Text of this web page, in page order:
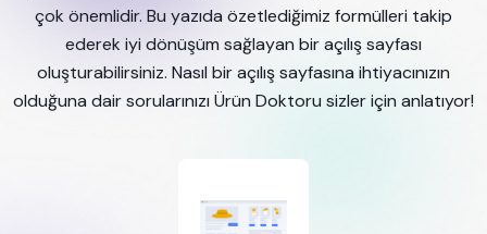
çok önemlidir. Bu yazıda özetlediğimiz formülleri takip
ederek iyi dönüşüm sağlayan bir açılış sayfası
oluşturabilirsiniz. Nasıl bir açılış sayfasına ihtiyacınızın
olduğuna dair sorularınızı Ürün Doktoru sizler için anlatıyor!